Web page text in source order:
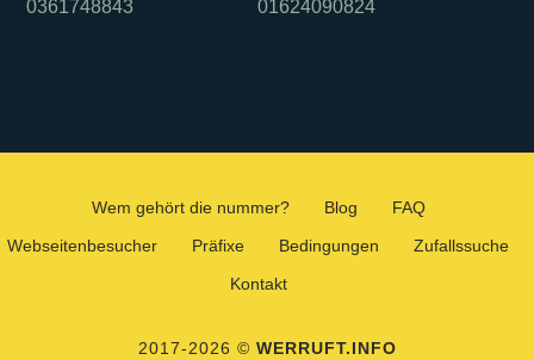
0361748843 01624090824
Wem gehört die nummer? Blog
FAQ
Webseitenbesucher
Präfixe Bedingungen
Zufallssuche
Kontakt
2017-2026 © WERRUFT.INFO